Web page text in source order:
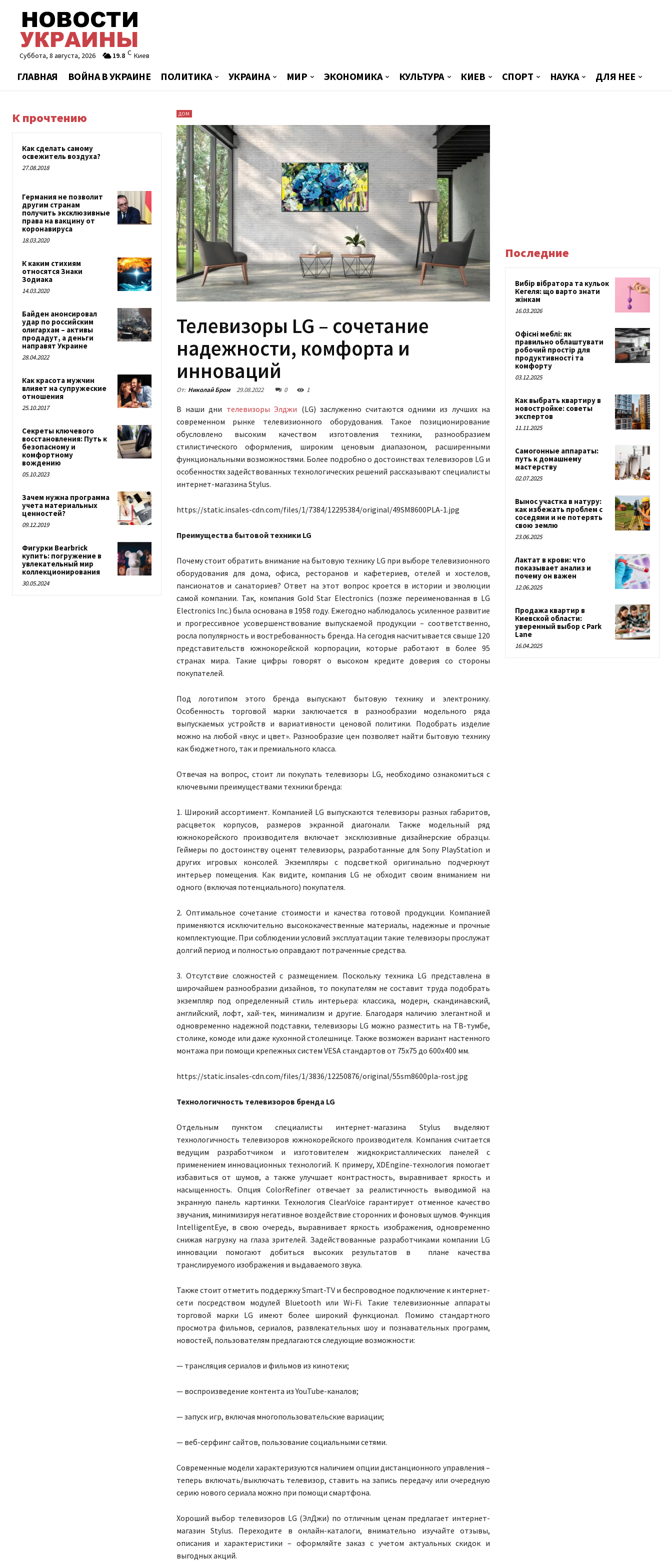
Суббота, 8 августа, 2026 19.8 C Киев
ГЛАВНАЯ ВОЙНА В УКРАИНЕ ПОЛИТИКА УКРАИНА МИР ЭКОНОМИКА КУЛЬТУРА КИЕВ СПОРТ НАУКА ДЛЯ НЕЕ
К прочтению
Как сделать самому
освежитель воздуха?
27.08.2018
Германия не позволит
другим странам
получить эксклюзивные
права на вакцину от
коронавируса
18.03.2020
К каким стихиям
относятся Знаки
Зодиака
14.03.2020
Байден анонсировал
удар по российским
олигархам – активы
продадут, а деньги
направят Украине
28.04.2022
Как красота мужчин
влияет на супружеские
отношения
25.10.2017
Секреты ключевого
восстановления: Путь к
безопасному и
комфортному
вождению
05.10.2023
Зачем нужна программа
учета материальных
ценностей?
09.12.2019
Фигурки Bearbrick
купить: погружение в
увлекательный мир
коллекционирования
30.05.2024
ДОМ
Телевизоры LG – сочетание
надежности, комфорта и
инноваций
От: Николай Бром 29.08.2022 0 1
В наши дни телевизоры Элджи (LG) заслуженно считаются одними из лучших на
современном рынке телевизионного оборудования. Такое позиционирование
обусловлено высоким качеством изготовления техники, разнообразием
стилистического оформления, широким ценовым диапазоном, расширенными
функциональными возможностями. Более подробно о достоинствах телевизоров LG и
особенностях задействованных технологических решений рассказывают специалисты
интернет-магазина Stylus.
https://static.insales-cdn.com/files/1/7384/12295384/original/49SM8600PLA-1.jpg
Преимущества бытовой техники LG
Почему стоит обратить внимание на бытовую технику LG при выборе телевизионного
оборудования для дома, офиса, ресторанов и кафетериев, отелей и хостелов,
пансионатов и санаториев? Ответ на этот вопрос кроется в истории и эволюции
самой компании. Так, компания Gold Star Electronics (позже переименованная в LG
Electronics Inc.) была основана в 1958 году. Ежегодно наблюдалось усиленное развитие
и прогрессивное усовершенствование выпускаемой продукции – соответственно,
росла популярность и востребованность бренда. На сегодня насчитывается свыше 120
представительств южнокорейской корпорации, которые работают в более 95
странах мира. Такие цифры говорят о высоком кредите доверия со стороны
покупателей.
Под логотипом этого бренда выпускают бытовую технику и электронику.
Особенность торговой марки заключается в разнообразии модельного ряда
выпускаемых устройств и вариативности ценовой политики. Подобрать изделие
можно на любой «вкус и цвет». Разнообразие цен позволяет найти бытовую технику
как бюджетного, так и премиального класса.
Отвечая на вопрос, стоит ли покупать телевизоры LG, необходимо ознакомиться с
ключевыми преимуществами техники бренда:
1. Широкий ассортимент. Компанией LG выпускаются телевизоры разных габаритов,
расцветок корпусов, размеров экранной диагонали. Также модельный ряд
южнокорейского производителя включает эксклюзивные дизайнерские образцы.
Геймеры по достоинству оценят телевизоры, разработанные для Sony PlayStation и
других игровых консолей. Экземпляры с подсветкой оригинально подчеркнут
интерьер помещения. Как видите, компания LG не обходит своим вниманием ни
одного (включая потенциального) покупателя.
2. Оптимальное сочетание стоимости и качества готовой продукции. Компанией
применяются исключительно высококачественные материалы, надежные и прочные
комплектующие. При соблюдении условий эксплуатации такие телевизоры прослужат
долгий период и полностью оправдают потраченные средства.
3. Отсутствие сложностей с размещением. Поскольку техника LG представлена в
широчайшем разнообразии дизайнов, то покупателям не составит труда подобрать
экземпляр под определенный стиль интерьера: классика, модерн, скандинавский,
английский, лофт, хай-тек, минимализм и другие. Благодаря наличию элегантной и
одновременно надежной подставки, телевизоры LG можно разместить на ТВ-тумбе,
столике, комоде или даже кухонной столешнице. Также возможен вариант настенного
монтажа при помощи крепежных систем VESA стандартов от 75х75 до 600х400 мм.
https://static.insales-cdn.com/files/1/3836/12250876/original/55sm8600pla-rost.jpg
Технологичность телевизоров бренда LG
Отдельным пунктом специалисты интернет-магазина Stylus выделяют
технологичность телевизоров южнокорейского производителя. Компания считается
ведущим разработчиком и изготовителем жидкокристаллических панелей с
применением инновационных технологий. К примеру, XDEngine-технология помогает
избавиться от шумов, а также улучшает контрастность, выравнивает яркость и
насыщенность. Опция ColorRefiner отвечает за реалистичность выводимой на
экранную панель картинки. Технология ClearVoice гарантирует отменное качество
звучания, минимизируя негативное воздействие сторонних и фоновых шумов. Функция
IntelligentEye, в свою очередь, выравнивает яркость изображения, одновременно
снижая нагрузку на глаза зрителей. Задействованные разработчиками компании LG
инновации помогают добиться высоких результатов в плане качества
транслируемого изображения и выдаваемого звука.
Также стоит отметить поддержку Smart-TV и беспроводное подключение к интернет-
сети посредством модулей Bluetooth или Wi-Fi. Такие телевизионные аппараты
торговой марки LG имеют более широкий функционал. Помимо стандартного
просмотра фильмов, сериалов, развлекательных шоу и познавательных программ,
новостей, пользователям предлагаются следующие возможности:
— трансляция сериалов и фильмов из кинотеки;
— воспроизведение контента из YouTube-каналов;
— запуск игр, включая многопользовательские вариации;
— веб-серфинг сайтов, пользование социальными сетями.
Современные модели характеризуются наличием опции дистанционного управления –
теперь включать/выключать телевизор, ставить на запись передачу или очередную
серию нового сериала можно при помощи смартфона.
Хороший выбор телевизоров LG (ЭлДжи) по отличным ценам предлагает интернет-
магазин Stylus. Переходите в онлайн-каталоги, внимательно изучайте отзывы,
описания и характеристики – оформляйте заказ с учетом актуальных скидок и
выгодных акций.
Последние
Вибір вібратора та кульок
Кегеля: що варто знати
жінкам
16.03.2026
Офісні меблі: як
правильно облаштувати
робочий простір для
продуктивності та
комфорту
03.12.2025
Как выбрать квартиру в
новостройке: советы
экспертов
11.11.2025
Самогонные аппараты:
путь к домашнему
мастерству
02.07.2025
Вынос участка в натуру:
как избежать проблем с
соседями и не потерять
свою землю
23.06.2025
Лактат в крови: что
показывает анализ и
почему он важен
12.06.2025
Продажа квартир в
Киевской области:
уверенный выбор с Park
Lane
16.04.2025